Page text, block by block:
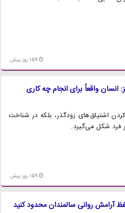
159 روز پیش
انسان واقعاً برای انجام چه کاری
اشتیاق‌های زودگذر، بلکه در شناخت
فرد شکل می‌گیرد.
159 روز پیش
آرامش روانی سالمندان محدود کنید